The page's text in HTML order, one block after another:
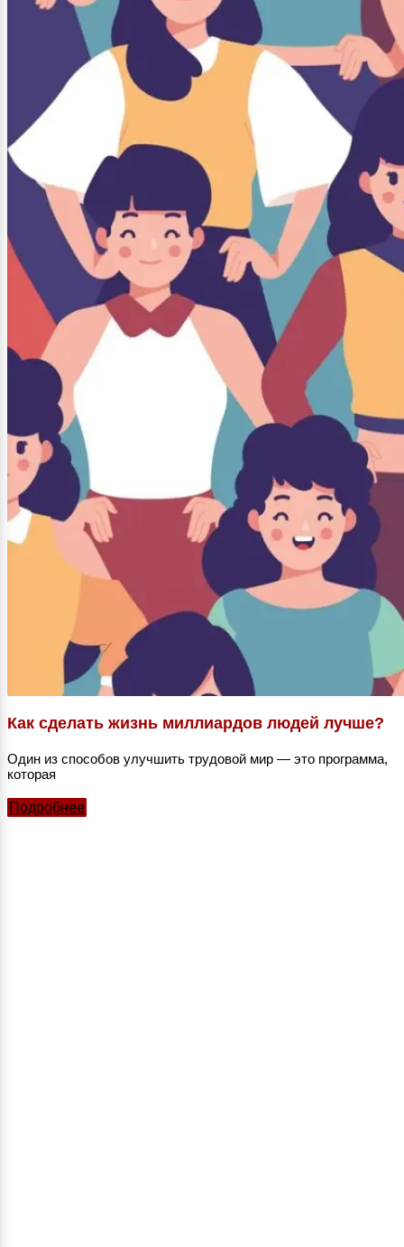
Как сделать жизнь миллиардов людей лучше?
Один из способов улучшить трудовой мир — это программа,
которая
Подробнее